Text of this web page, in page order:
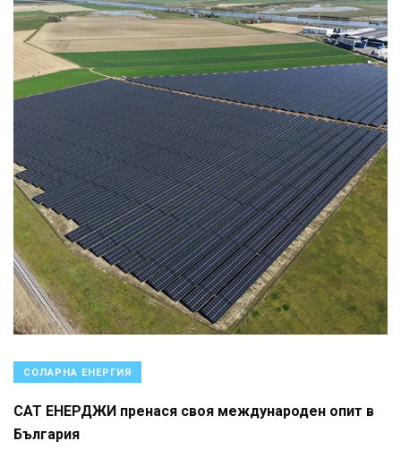
СОЛАРНА ЕНЕРГИЯ
САТ ЕНЕРДЖИ пренася своя международен опит в
България